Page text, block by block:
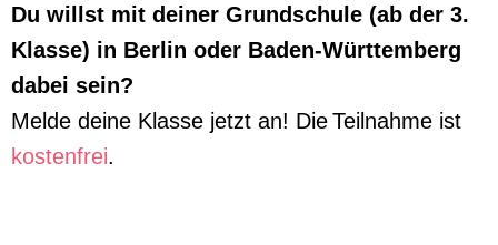
Du willst mit deiner Grundschule (ab der 3.
Klasse) in Berlin oder Baden-Württemberg
dabei sein?
Melde deine Klasse jetzt an! DieTeilnahme ist
kostenfrei.